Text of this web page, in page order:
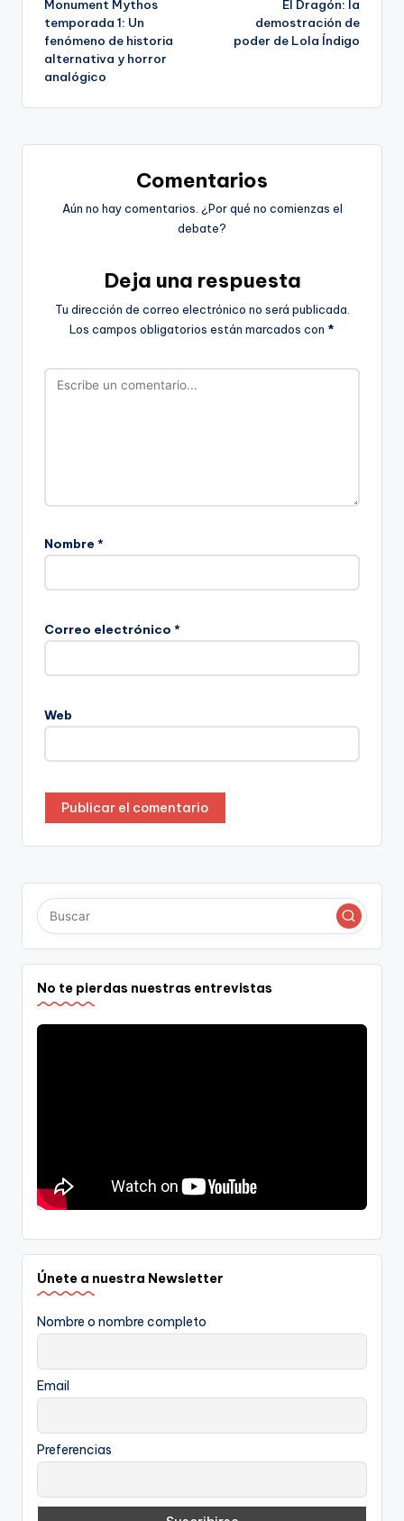
de
entradas
Monument Mythos
temporada 1: Un
fenómeno de historia
alternativa y horror
analógico
El Dragón: la
demostración de
poder de Lola Índigo
Comentarios
Aún no hay comentarios. ¿Por qué no comienzas el
debate?
Deja una respuesta
Tu dirección de correo electrónico no será publicada.
Los campos obligatorios están marcados con *
Nombre *
Correo electrónico *
Web
No te pierdas nuestras entrevistas
Únete a nuestra Newsletter
Nombre o nombre completo
Email
Preferencias